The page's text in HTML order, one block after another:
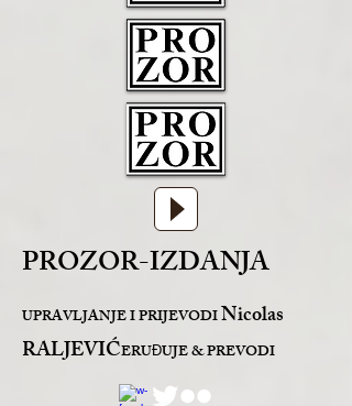
PROZOR-IZDANJA
UPRAVLJANJE I PRIJEVODINicolas
RALJEVIĆERUĐUJE & PREVODI